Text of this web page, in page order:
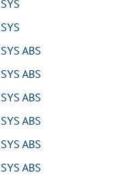
ABS
ABS
ABS
ABS
ABS
ABS